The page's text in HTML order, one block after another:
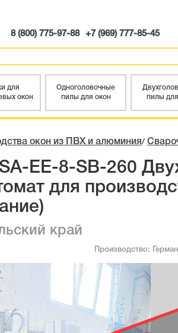
8 (800) 775-97-88 +7 (969) 777-85-45
для
окон
Одноголовочные
пилы для окон
пилы
окон из ПВХ и алюминия /
EE-8-SB-260
для
край
Производство: